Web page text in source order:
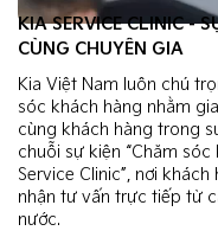
KIA SERVICE CLINIC -
CÙNG CHUYÊN GIA
Kia Việt Nam luôn chú
sóc khách hàng nhằm
cùng khách hàng trong
chuỗi sự kiện “Chăm
Service Clinic”, nơi
nhận tư vấn trực tiếp từ
nước.